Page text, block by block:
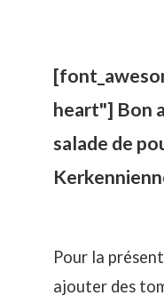
heart"] Bon
salade de
Pour la
ajouter des